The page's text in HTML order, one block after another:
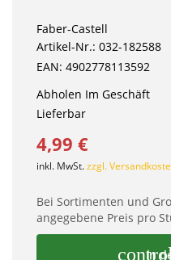
Faber-Castell
Artikel-Nr.: 032-182588
EAN: 4902778113592
Abholen Im Geschäft
Lieferbar
4,99 €
inkl. MwSt.zzgl.
Bei Sortimenten und
angegebene Preis pro
In